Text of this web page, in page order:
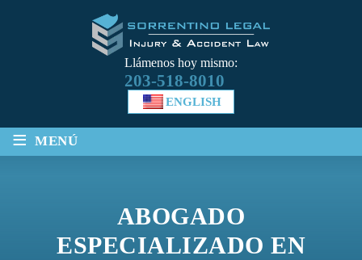
Llámenos hoy mismo:
203-518-8010
ENGLISH
≡ MENÚ
ABOGADO
ESPECIALIZADO EN